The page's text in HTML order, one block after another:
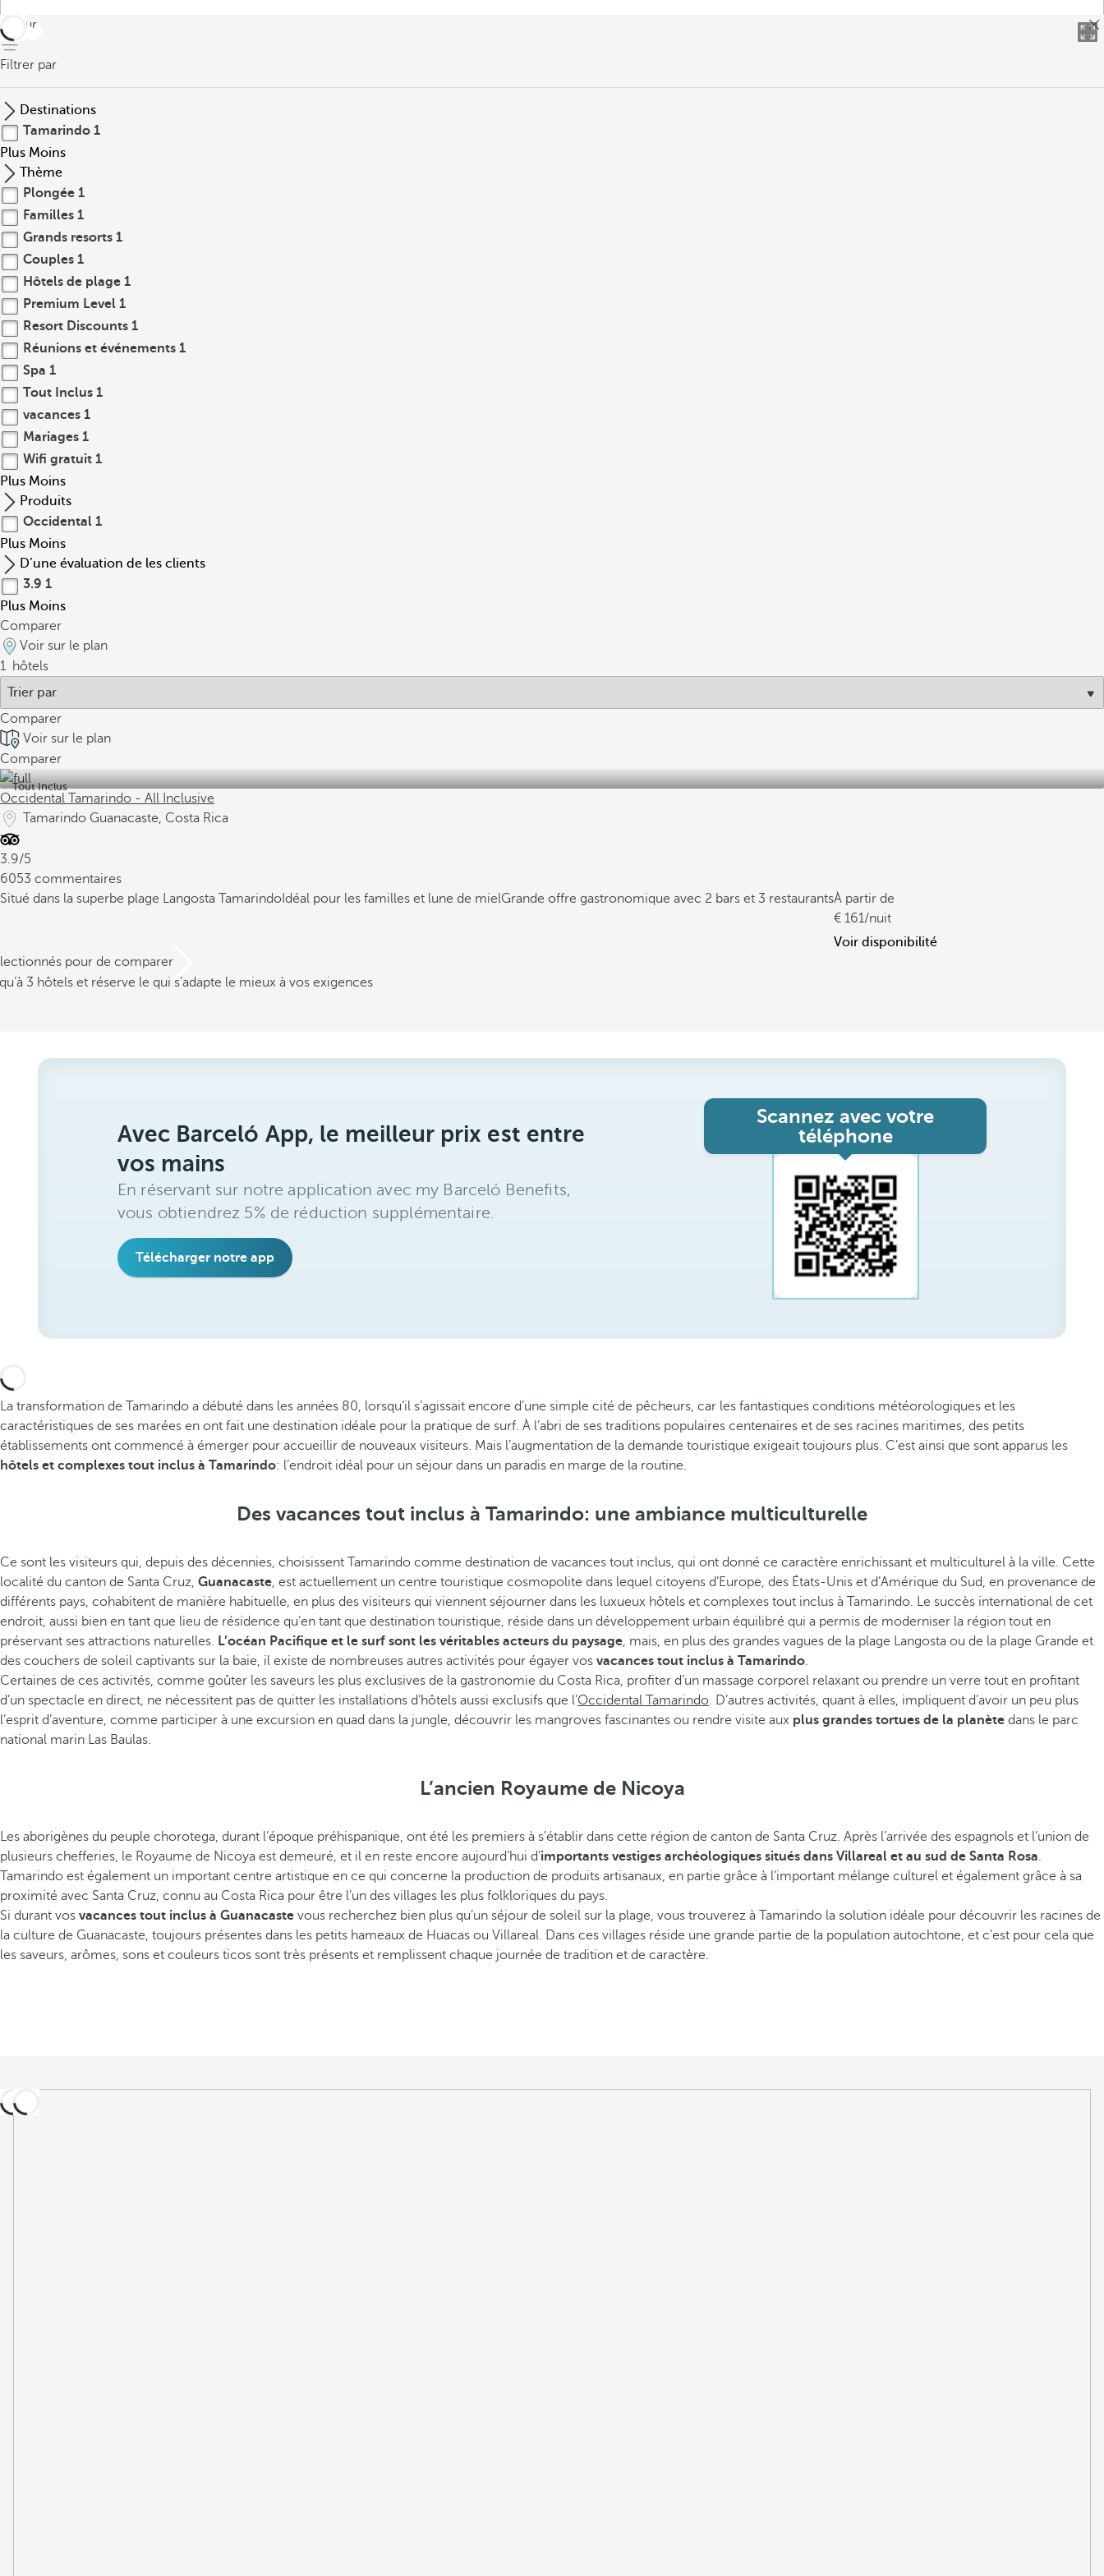
retour
Filtrer par
Destinations
Tamarindo 1
Plus Moins
Thème
Plongée 1
Familles 1
Grands resorts 1
Couples 1
Hôtels de plage 1
Premium Level 1
Resort Discounts 1
Réunions et événements 1
Spa 1
Tout Inclus 1
vacances 1
Mariages 1
Wifi gratuit 1
Plus Moins
Produits
Occidental 1
Plus Moins
D’une évaluation de les clients
3.9 1
Plus Moins
Comparer
Voir sur le plan
1 hôtels
Comparer
Voir sur le plan
Comparer
Tout Inclus
Occidental Tamarindo - All Inclusive
Tamarindo Guanacaste, Costa Rica
3.9/5
6053 commentaires
Situé dans la superbe plage Langosta Tamarindo Idéal pour les familles et lune de mielGrande offre gastronomique avec 2 bars et 3 restaurantsÀ partir de
161/nuit
Voir disponibilité
pour de comparer
3 hôtels et réserve le qui s’adapte le mieux à vos exigences
Avec Barceló App, le meilleur prix est entre
vos mains
En réservant sur notre application avec my Barceló Benefits,
vous obtiendrez 5% de réduction supplémentaire.
Télécharger notre app
Scannez avec votre
téléphone
La transformation de Tamarindo a débuté dans les années 80, lorsqu’il s’agissait encore d’une simple cité de pêcheurs, car les fantastiques conditions météorologiques et les
caractéristiques de ses marées en ont fait une destination idéale pour la pratique de surf. À l’abri de ses traditions populaires centenaires et de ses racines maritimes, des petits
établissements ont commencé à émerger pour accueillir de nouveaux visiteurs. Mais l’augmentation de la demande touristique exigeait toujours plus. C’est ainsi que sont apparus les
hôtels et complexes tout inclus à Tamarindo: l’endroit idéal pour un séjour dans un paradis en marge de la routine.
Des vacances tout inclus à Tamarindo: une ambiance multiculturelle
Ce sont les visiteurs qui, depuis des décennies, choisissent Tamarindo comme destination de vacances tout inclus, qui ont donné ce caractère enrichissant et multiculturel à la ville. Cette
localité du canton de Santa Cruz, Guanacaste, est actuellement un centre touristique cosmopolite dans lequel citoyens d’Europe, des États-Unis et d’Amérique du Sud, en provenance de
différents pays, cohabitent de manière habituelle, en plus des visiteurs qui viennent séjourner dans les luxueux hôtels et complexes tout inclus à Tamarindo. Le succès international de cet
endroit, aussi bien en tant que lieu de résidence qu’en tant que destination touristique, réside dans un développement urbain équilibré qui a permis de moderniser la région tout en
préservant ses attractions naturelles. L’océan Pacifique et le surf sont les véritables acteurs du paysage, mais, en plus des grandes vagues de la plage Langosta ou de la plage Grande et
des couchers de soleil captivants sur la baie, il existe de nombreuses autres activités pour égayer vos vacances tout inclus à Tamarindo.
Certaines de ces activités, comme goûter les saveurs les plus exclusives de la gastronomie du Costa Rica, profiter d’un massage corporel relaxant ou prendre un verre tout en profitant
d’un spectacle en direct, ne nécessitent pas de quitter les installations d’hôtels aussi exclusifs que l’Occidental Tamarindo. D’autres activités, quant à elles, impliquent d’avoir un peu plus
l’esprit d’aventure, comme participer à une excursion en quad dans la jungle, découvrir les mangroves fascinantes ou rendre visite aux plus grandes tortues de la planète dans le parc
national marin Las Baulas.
L’ancien Royaume de Nicoya
Les aborigènes du peuple chorotega, durant l’époque préhispanique, ont été les premiers à s’établir dans cette région de canton de Santa Cruz. Après l’arrivée des espagnols et l’union de
plusieurs chefferies, le Royaume de Nicoya est demeuré, et il en reste encore aujourd’hui d’importants vestiges archéologiques situés dans Villareal et au sud de Santa Rosa.
Tamarindo est également un important centre artistique en ce qui concerne la production de produits artisanaux, en partie grâce à l’important mélange culturel et également grâce à sa
proximité avec Santa Cruz, connu au Costa Rica pour être l’un des villages les plus folkloriques du pays.
Si durant vos vacances tout inclus à Guanacaste vous recherchez bien plus qu’un séjour de soleil sur la plage, vous trouverez à Tamarindo la solution idéale pour découvrir les racines de
la culture de Guanacaste, toujours présentes dans les petits hameaux de Huacas ou Villareal. Dans ces villages réside une grande partie de la population autochtone, et c’est pour cela que
les saveurs, arômes, sons et couleurs ticos sont très présents et remplissent chaque journée de tradition et de caractère.